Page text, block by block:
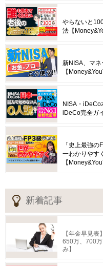
やらないと
法【
新NISA、マネ
【
NISA・iDeCo
iDeCo完全ガ
「史上最強
一わかりやす
【
新着記事
【年金早見
650万、700
み】